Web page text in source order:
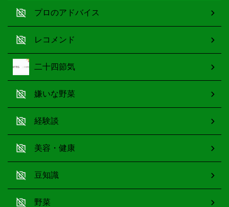
プロのアドバイス
レコメンド
二十四節気
嫌いな野菜
経験談
美容・健康
豆知識
野菜